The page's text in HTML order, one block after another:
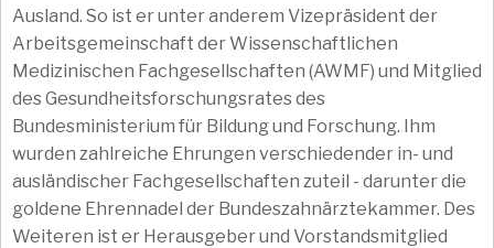
Ausland. So ist er unter anderem Vizepräsident der
Arbeitsgemeinschaft der Wissenschaftlichen
Medizinischen Fachgesellschaften (AWMF) und Mitglied
des Gesundheitsforschungsrates des
Bundesministerium für Bildung und Forschung. Ihm
wurden zahlreiche Ehrungen verschiedender in- und
ausländischer Fachgesellschaften zuteil - darunter die
goldene Ehrennadel der Bundeszahnärztekammer. Des
Weiteren ist er Herausgeber und Vorstandsmitglied